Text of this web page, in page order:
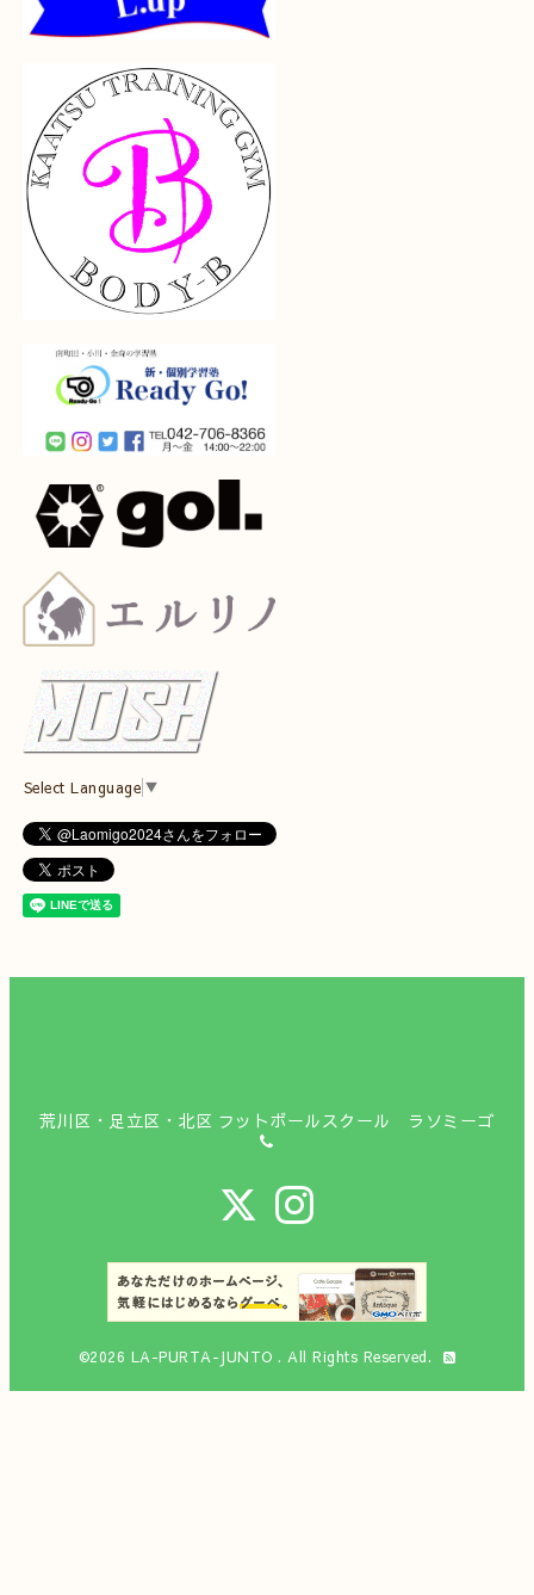
Select Language ▼
荒川区・足立区・北区 フットボールスクール ラソミーゴ
©2026 LA-PURTA-JUNTO. All Rights Reserved.